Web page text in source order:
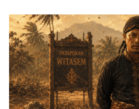
content